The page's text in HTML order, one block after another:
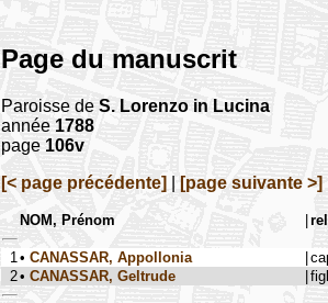
Page du manuscrit
Paroisse de S. Lorenzo in Lucina
année 1788
page 106v
[< page précédente]
[page suivante >]
NOM, Prénom
1 • CANASSAR, Appollonia
2• CANASSAR, Geltrude